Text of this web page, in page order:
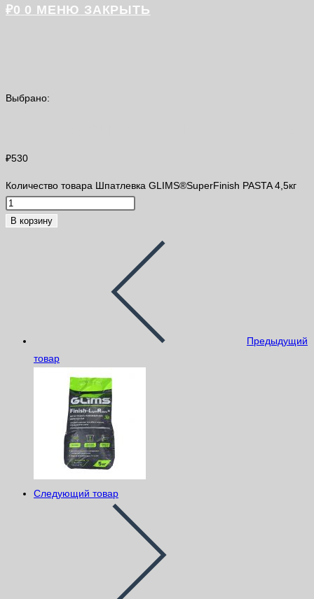
₽0 0 МЕНЮ ЗАКРЫТЬ
Выбрано:
₽530
Количество товара Шпатлевка GLIMS®SuperFinish PASTA 4,5кг
В корзину
Предыдущий
товар
Следующий товар